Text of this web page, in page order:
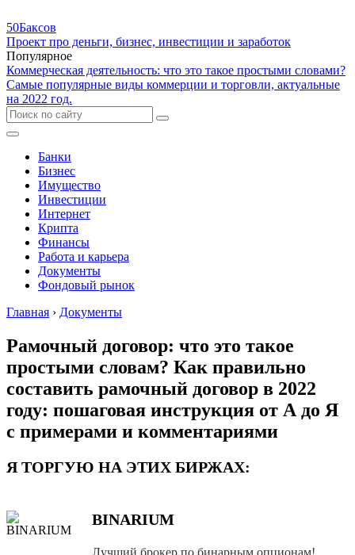
50Баксов
Проект про деньги, бизнес, инвестиции и заработок
Популярное
Коммерческая деятельность: что это такое простыми словами?
Самые популярные виды коммерции и торговли, актуальные
на 2022 год.
Банки
Бизнес
Имущество
Инвестиции
Интернет
Крипта
Финансы
Работа и карьера
Документы
Фондовый рынок
Главная › Документы
Рамочный договор: что это такое
простыми словам? Как правильно
составить рамочный договор в 2022
году: пошаговая инструкция от А до Я
с примерами и комментариями
Я ТОРГУЮ НА ЭТИХ БИРЖАХ:
BINARIUM
Лучший брокер по бинарным опционам!